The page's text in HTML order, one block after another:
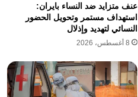
عنف متزايد ضد النساء بايران:
استهداف مستمر وتحويل الحضور
النسائي لتهديد وإذلال
8 أغسطس، 2026